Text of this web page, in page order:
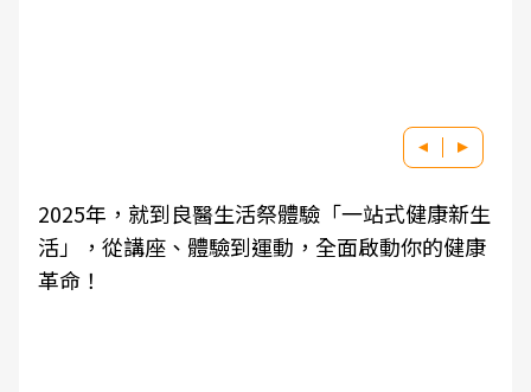
2025年，就到良醫生活祭體驗「一站式健康新生
活」，從講座、體驗到運動，全面啟動你的健康
革命！